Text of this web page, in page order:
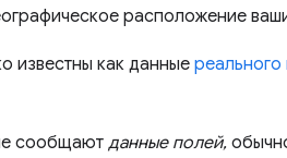
расположение
известны как данные реального
сообщают данные полей,